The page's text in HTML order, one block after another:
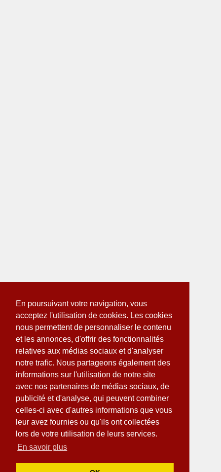
En poursuivant votre navigation, vous
acceptez l'utilisation de cookies. Les cookies
nous permettent de personnaliser le contenu
et les annonces, d'offrir des fonctionnalités
relatives aux médias sociaux et d'analyser
notre trafic. Nous partageons également des
informations sur l'utilisation de notre site
avec nos partenaires de médias sociaux, de
publicité et d'analyse, qui peuvent combiner
celles-ci avec d'autres informations que vous
leur avez fournies ou qu'ils ont collectées
lors de votre utilisation de leurs services.
En savoir plus